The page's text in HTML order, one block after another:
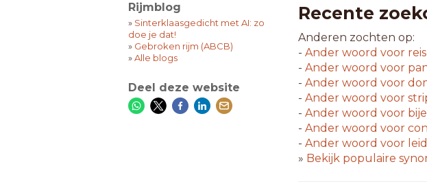
Rijmblog
» Sinterklaasgedicht met AI: zo
doe je dat!
» Gebroken rijm (ABCB)
»Alle blogs
Deel deze website
Recente
Anderen zochten op:
- Ander woord voor
- Ander woord voor
- Ander woord voor
- Ander woord voor
- Ander woord voor
- Ander woord voor
- Ander woord voor
» Bekijk populaire